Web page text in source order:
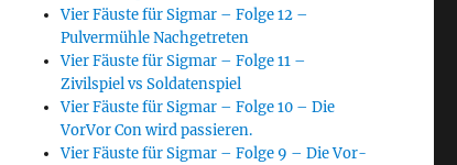
Vier Fäuste für Sigmar – Folge 12 –
Pulvermühle Nachgetreten
Vier Fäuste für Sigmar – Folge 11 –
Zivilspiel vs Soldatenspiel
Vier Fäuste für Sigmar – Folge 10 – Die
VorVor Con wird passieren.
Vier Fäuste für Sigmar – Folge 9 – Die Vor-